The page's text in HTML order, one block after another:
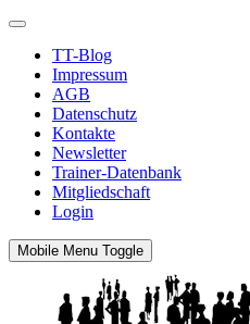
TT-Blog
Impressum
AGB
Datenschutz
Kontakte
Newsletter
Trainer-Datenbank
Mitgliedschaft
Login
Mobile Menu Toggle